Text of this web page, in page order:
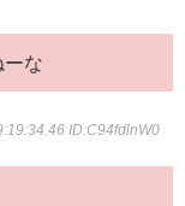
ーな
ID:C94fdlnW0